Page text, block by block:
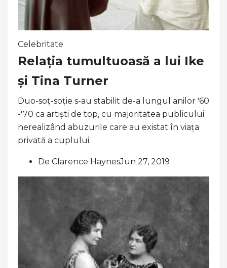
Celebritate
Relația tumultuoasă a lui Ike
și Tina Turner
Duo-soț-soție s-au stabilit de-a lungul anilor '60
-'70 ca artiști de top, cu majoritatea publicului
nerealizând abuzurile care au existat în viața
privată a cuplului.
De Clarence HaynesJun 27, 2019